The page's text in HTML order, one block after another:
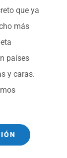
que ya
más
países
y caras.